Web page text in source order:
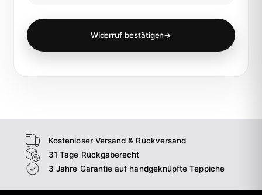
Widerruf bestätigen→
Kostenloser Versand & Rückversand
31 Tage Rückgaberecht
3 Jahre Garantie auf handgeknüpfte Teppiche